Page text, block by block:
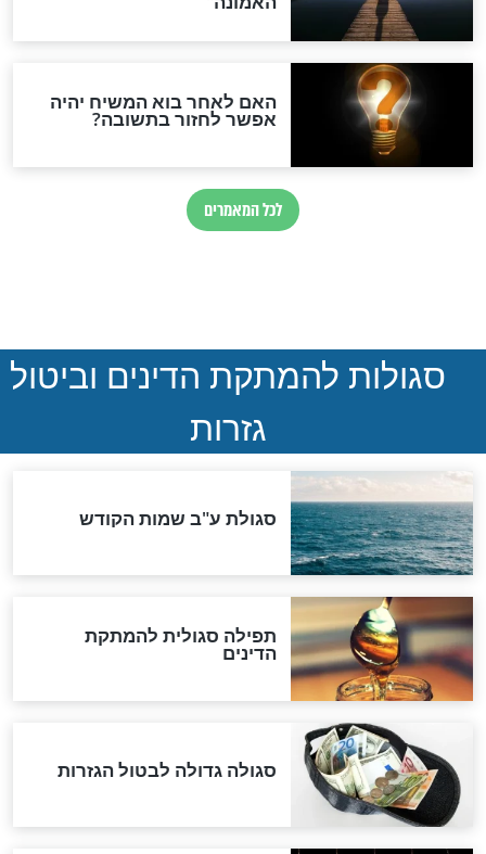
סימני שאלה
המסמך האבוד שנחשף
הנדיר של הרשב"ם התגלה
"נביא בעיר": מכירת המחלה
לגוי והוספת השם חזקיהו
לרפואת הרב דב הכהן קוק
לכל המאמרים
אחרית הימים
האם אפשר לחשב את הקץ?